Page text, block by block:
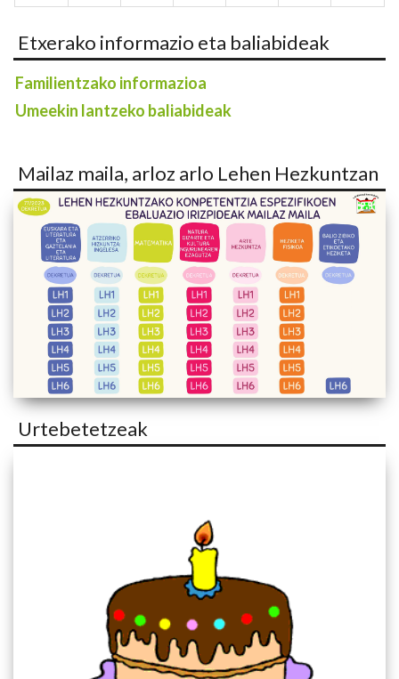
Etxerako informazio eta baliabideak
Familientzako informazioa
Umeekin lantzeko baliabideak
Mailaz maila, arloz arlo Lehen Hezkuntzan
Urtebetetzeak